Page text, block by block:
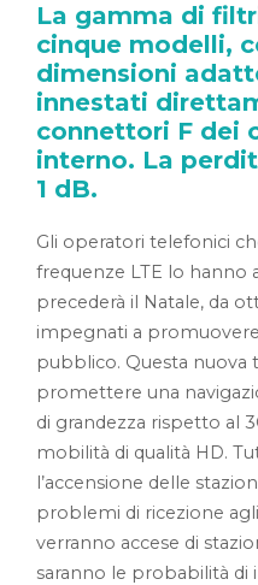
La gamma di
cinque modelli,
dimensioni
innestati
connettori F dei
interno. La
1 dB.
Gli operatori telefonici
frequenze LTE lo hanno
precederà il Natale, da
impegnati a promuovere
pubblico. Questa nuova
promettere una
di grandezza rispetto al
mobilità di qualità HD.
l’accensione delle
problemi di ricezione
verranno accese di
saranno le probabilità di